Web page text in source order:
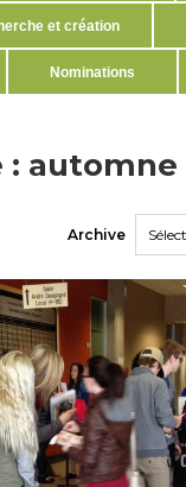
et création
Nominations
: automne
Archive